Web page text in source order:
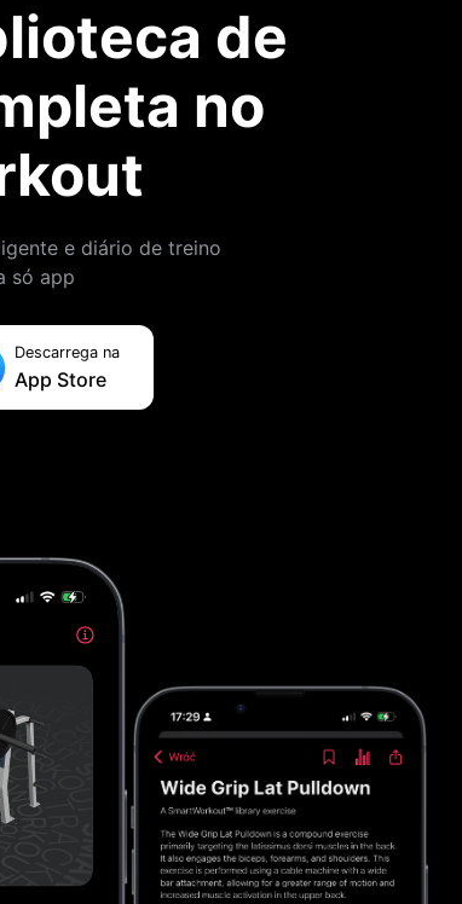
de
no
e diário de treino
só app
Descarrega na
App Store